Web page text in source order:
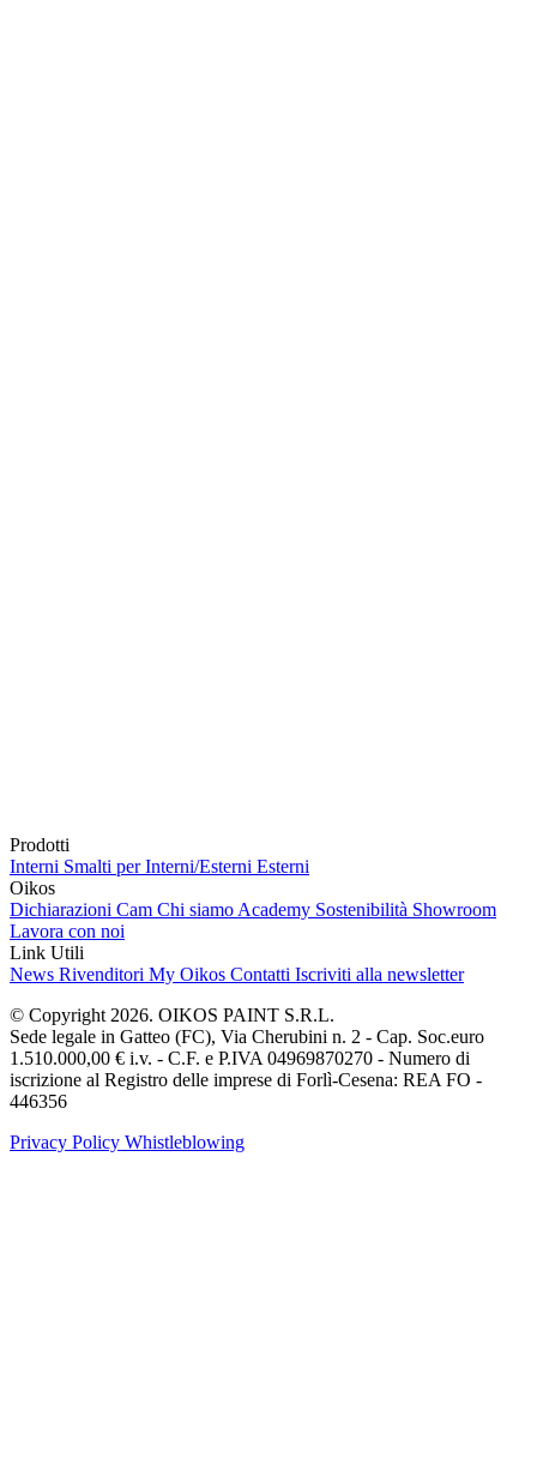
Prodotti
Interni Smalti per Interni/Esterni Esterni
Oikos
Dichiarazioni Cam Chi siamo Academy Sostenibilità Showroom
Lavora con noi
Link Utili
News Rivenditori My Oikos Contatti Iscriviti alla newsletter
© Copyright 2026. OIKOS PAINT S.R.L.
Sede legale in Gatteo (FC), Via Cherubini n. 2 - Cap. Soc.euro
1.510.000,00 € i.v. - C.F. e P.IVA 04969870270 - Numero di
iscrizione al Registro delle imprese di Forlì-Cesena: REA FO -
446356
Privacy Policy Whistleblowing